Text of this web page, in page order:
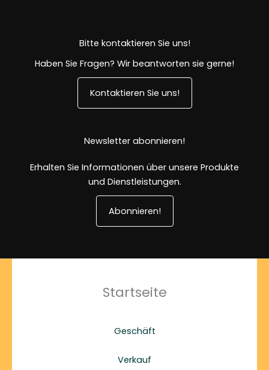
Bitte kontaktieren Sie uns!
Haben Sie Fragen? Wir beantworten sie gerne!
Kontaktieren Sie uns!
Newsletter abonnieren!
Erhalten Sie Informationen über unsere Produkte
und Dienstleistungen.
Abonnieren!
Startseite
Geschäft
Verkauf